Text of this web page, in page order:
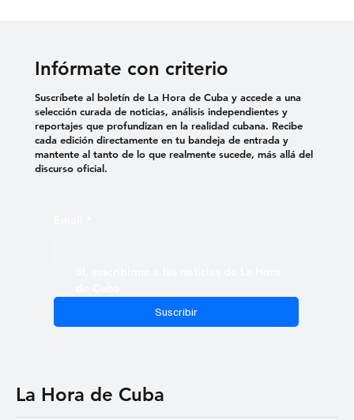
Infórmate con criterio
Suscribir
Suscríbete al boletín de La Hora de Cuba y accede a una
selección curada de noticias, análisis independientes y
reportajes que profundizan en la realidad cubana. Recibe
cada edición directamente en tu bandeja de entrada y
mantente al tanto de lo que realmente sucede, más allá del
discurso oficial.
La Hora de Cuba